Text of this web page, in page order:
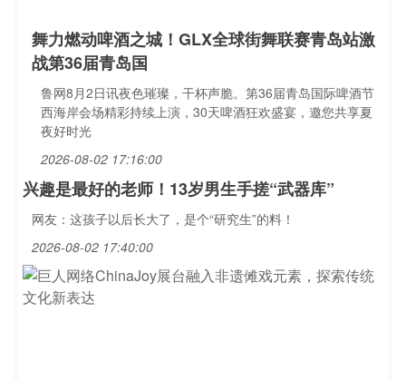
舞力燃动啤酒之城！GLX全球街舞联赛青岛站激
战第36届青岛国
鲁网8月2日讯夜色璀璨，干杯声脆。第36届青岛国际啤酒节
西海岸会场精彩持续上演，30天啤酒狂欢盛宴，邀您共享夏
夜好时光
2026-08-02 17:16:00
兴趣是最好的老师！13岁男生手搓“武器库”
网友：这孩子以后长大了，是个“研究生”的料！
2026-08-02 17:40:00